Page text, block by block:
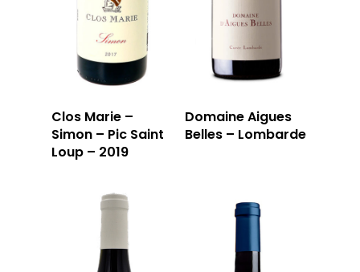
Clos Marie –
Simon – Pic Saint
Loup – 2019
Domaine Aigues
Belles – Lombarde